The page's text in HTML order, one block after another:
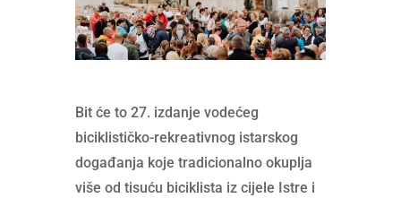
Bit će to 27. izdanje vodećeg
biciklističko-rekreativnog istarskog
događanja koje tradicionalno okuplja
više od tisuću biciklista iz cijele Istre i